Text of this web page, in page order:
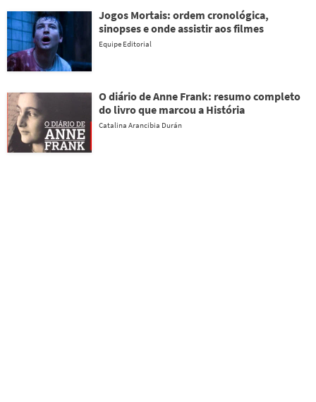
Jogos Mortais: ordem cronológica,
sinopses e onde assistir aos filmes
Equipe Editorial
O diário de Anne Frank: resumo completo
do livro que marcou a História
Catalina Arancibia Durán